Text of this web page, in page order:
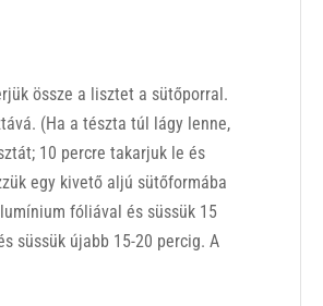
össze a lisztet a sütőporral.
(Ha a tészta túl lágy lenne,
10 percre takarjuk le és
egy kivető aljú sütőformába
fóliával és süssük 15
süssük újabb 15-20 percig. A